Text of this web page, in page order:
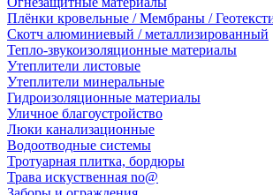
Плёнки кровельные / Мембраны /
Скотч алюминиевый / металлизированный
Тепло-звукоизоляционные материалы
Утеплители листовые
Утеплители минеральные
Гидроизоляционные материалы
Уличное благоустройство
Люки канализационные
Водоотводные системы
Тротуарная плитка, бордюры
Трава искуственная no@